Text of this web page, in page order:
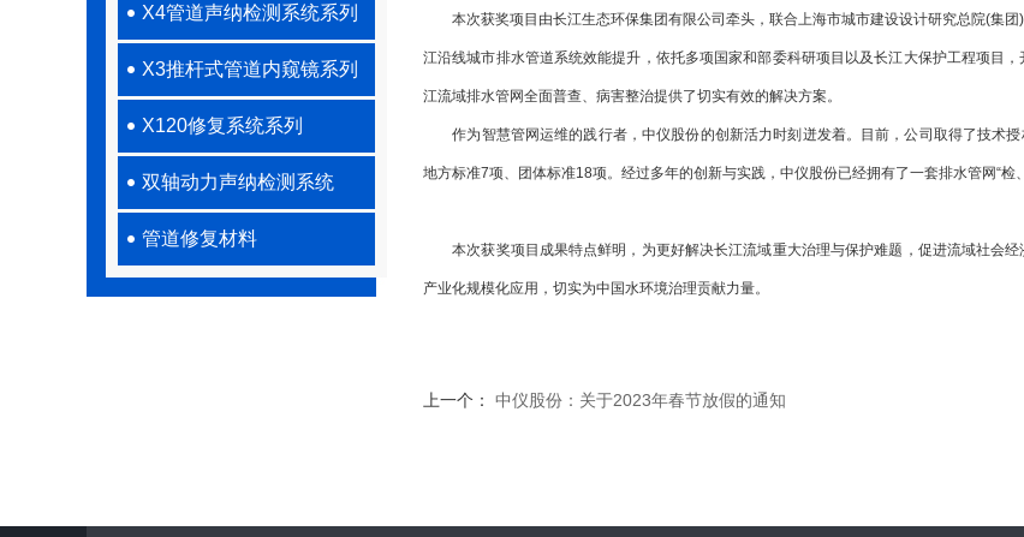
X4管道声纳检测系统系列
X3推杆式管道内窥镜系列
X120修复系统系列
双轴动力声纳检测系统
管道修复材料
本次获奖项目由长江生态环保集团有限公司牵头，联合上海市城市建设设计研究总院(集
江沿线城市排水管道系统效能提升，依托多项国家和部委科研项目以及长江大保护工程项目
江流域排水管网全面普查、病害整治提供了切实有效的解决方案。
作为智慧管网运维的践行者，中仪股份的创新活力时刻迸发着。目前，公司取得了技术授
地方标准7项、团体标准18项。经过多年的创新与实践，中仪股份已经拥有了一套排水管网“检
本次获奖项目成果特点鲜明，为更好解决长江流域重大治理与保护难题，促进流域社会
产业化规模化应用，切实为中国水环境治理贡献力量。
上一个： 中仪股份：关于2023年春节放假的通知